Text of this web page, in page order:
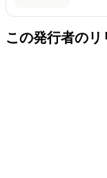
この発行者のリ